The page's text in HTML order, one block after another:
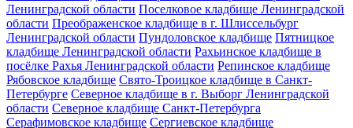
Ленинградской области Поселковое кладбище Ленинградской
области Преображенское кладбище в г. Шлиссельбург
Ленинградской области Пундоловское кладбище Пятницкое
кладбище Ленинградской области Рахьинское кладбище в
посёлке Рахья Ленинградской области Репинское кладбище
Рябовское кладбище Свято-Троицкое кладбище в Санкт-
Петербурге Северное кладбище в г. Выборг Ленинградской
области Северное кладбище Санкт-Петербурга
Серафимовское кладбище Сергиевское кладбище